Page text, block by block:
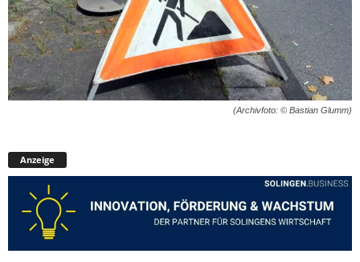
(Archivfoto: © Bastian Glumm)
Anzeige